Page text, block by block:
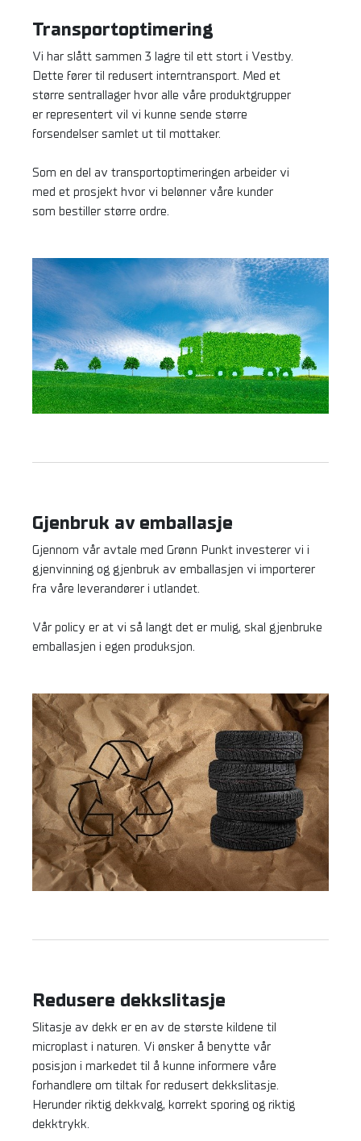
Transportoptimering
Vi har slått sammen 3 lagre til ett stort i Vestby.
Dette fører til redusert interntransport. Med et
større sentrallager hvor alle våre produktgrupper
er representert vil vi kunne sende større
forsendelser samlet ut til mottaker.
Som en del av transportoptimeringen arbeider vi
med et prosjekt hvor vi belønner våre kunder
som bestiller større ordre.
Gjenbruk av emballasje
Gjennom vår avtale med Grønn Punkt investerer vi i
gjenvinning og gjenbruk av emballasjen vi importerer
fra våre leverandører i utlandet.
Vår policy er at vi så langt det er mulig, skal gjenbruke
emballasjen i egen produksjon.
Redusere dekkslitasje
Slitasje av dekk er en av de største kildene til
microplast i naturen. Vi ønsker å benytte vår
posisjon i markedet til å kunne informere våre
forhandlere om tiltak for redusert dekkslitasje.
Herunder riktig dekkvalg, korrekt sporing og riktig
dekktrykk.